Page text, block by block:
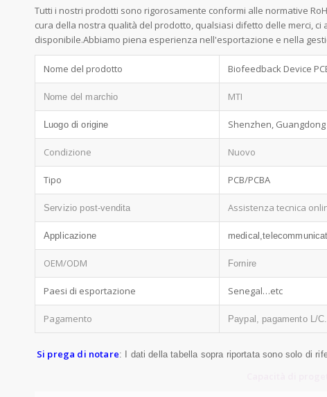
Tutti i nostri prodotti sono rigorosamente conformi alle normative
cura della nostra qualità del prodotto, qualsiasi difetto delle merci, ci
disponibile.Abbiamo piena esperienza nell'esportazione e nella
Nome del prodotto Biofeedback Device
Nome del marchio MTI
Luogo di origine Shenzhen, Guangdong
Condizione Nuovo
Tipo PCB/PCBA
Servizio post-vendita Assistenza tecnica
Applicazione
OEM/ODM Fornire
Paesi di esportazione Senegal…etc
Pagamento Paypal, pagamento L/
Si prega di notare: I dati della tabella sopra riportata sono solo di